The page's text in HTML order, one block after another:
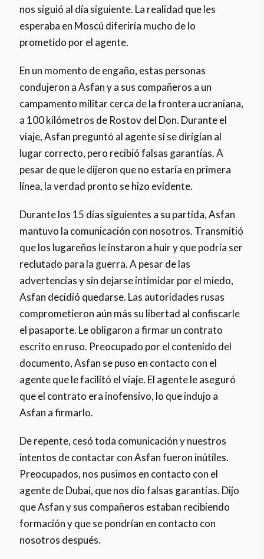
nos siguió al día siguiente. La realidad que les
esperaba en Moscú diferiría mucho de lo
prometido por el agente.
En un momento de engaño, estas personas
condujeron a Asfan y a sus compañeros a un
campamento militar cerca de la frontera ucraniana,
a 100 kilómetros de Rostov del Don. Durante el
viaje, Asfan preguntó al agente si se dirigían al
lugar correcto, pero recibió falsas garantías. A
pesar de que le dijeron que no estaría en primera
línea, la verdad pronto se hizo evidente.
Durante los 15 días siguientes a su partida, Asfan
mantuvo la comunicación con nosotros. Transmitió
que los lugareños le instaron a huir y que podría ser
reclutado para la guerra. A pesar de las
advertencias y sin dejarse intimidar por el miedo,
Asfan decidió quedarse. Las autoridades rusas
comprometieron aún más su libertad al confiscarle
el pasaporte. Le obligaron a firmar un contrato
escrito en ruso. Preocupado por el contenido del
documento, Asfan se puso en contacto con el
agente que le facilitó el viaje. El agente le aseguró
que el contrato era inofensivo, lo que indujo a
Asfan a firmarlo.
De repente, cesó toda comunicación y nuestros
intentos de contactar con Asfan fueron inútiles.
Preocupados, nos pusimos en contacto con el
agente de Dubai, que nos dio falsas garantías. Dijo
que Asfan y sus compañeros estaban recibiendo
formación y que se pondrían en contacto con
nosotros después.